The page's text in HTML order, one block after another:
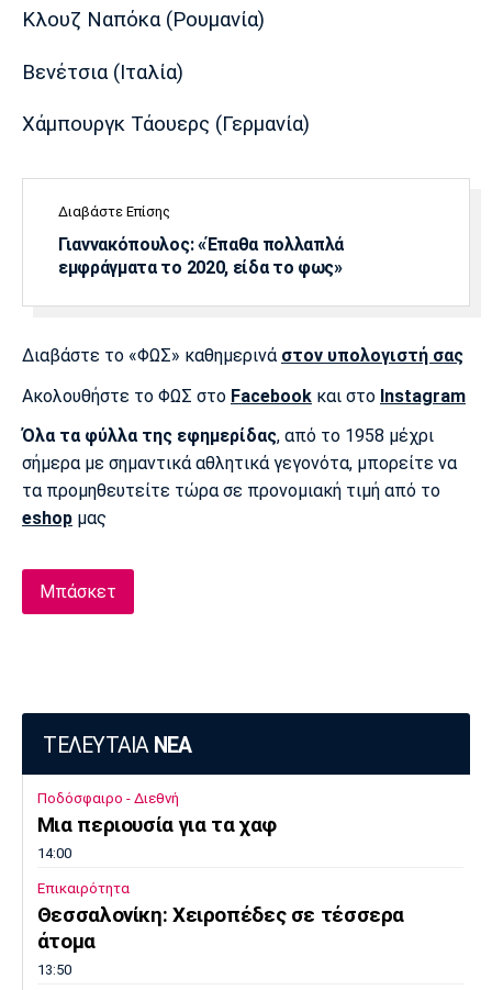
Κλουζ Ναπόκα (Ρουμανία)
Βενέτσια (Ιταλία)
Χάμπουργκ Τάουερς (Γερμανία)
Διαβάστε Επίσης
Γιαννακόπουλος: «Έπαθα πολλαπλά
εμφράγματα το 2020, είδα το φως»
Διαβάστε το «ΦΩΣ» καθημερινά στον υπολογιστή σας
Ακολουθήστε το ΦΩΣ στο Facebook και στο Instagram
Όλα τα φύλλα της εφημερίδας, από το 1958 μέχρι
σήμερα με σημαντικά αθλητικά γεγονότα, μπορείτε να
τα προμηθευτείτε τώρα σε προνομιακή τιμή από το
eshop μας
Μπάσκετ
ΤΕΛΕΥΤΑΙΑ ΝΕΑ
Ποδόσφαιρο - Διεθνή
Μια περιουσία για τα χαφ
14:00
Επικαιρότητα
Θεσσαλονίκη: Χειροπέδες σε τέσσερα
άτομα
13:50